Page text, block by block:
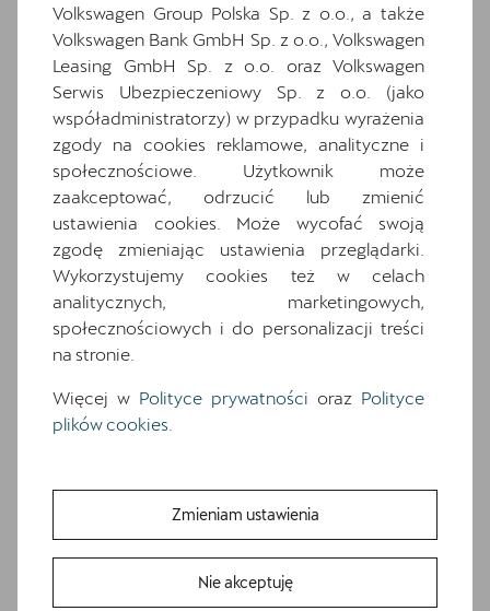
Ten samochód bazuje na wersji Formentor.
Zapoznaj się z wybranymi elementami jego
wyposażenia. O pełną specyfikację zapytaj
dealera.
Wyposażenie standardowe
Wyposażenie dodatkowe i pakiety
18-calowe felgi aluminiowe TEMPEST w
kolorze srebrnym
6 głośników
7 poduszek powietrznych (2 przednie, 2
boczne, 2 kurtyny powietrzne, poduszka
asystent skrętu
Czujniki parkowania z przodu i z tyłu
Gniazdo 12V z przodu i 230V w bagażniku
Volkswagen Group Polska Sp. z o.o., a także
Volkswagen Bank GmbH Sp. z o.o., Volkswagen
Leasing GmbH Sp. z o.o. oraz Volkswagen
Serwis Ubezpieczeniowy Sp. z o.o. (jako
współadministratorzy) w przypadku wyrażenia
zgody na cookies reklamowe, analityczne i
społecznościowe. Użytkownik może
zaakceptować, odrzucić lub zmienić
ustawienia cookies. Może wycofać swoją
zgodę zmieniając ustawienia przeglądarki.
Wykorzystujemy cookies też w celach
analitycznych, marketingowych,
społecznościowych i do personalizacji treści
na stronie.
Więcej w Polityce prywatności oraz Polityce
plików cookies
Zmieniam ustawienia
Nie akceptuję